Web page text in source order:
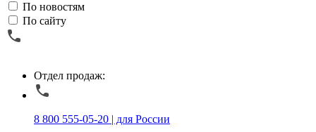
По новостям
По сайту
Отдел продаж:
8 800 555-05-20 | для России